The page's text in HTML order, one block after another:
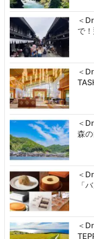
＜
で
＜
＜
森
＜
「
＜